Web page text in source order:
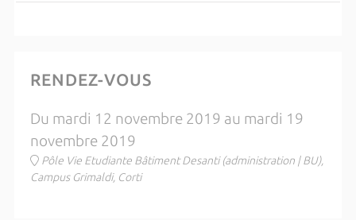
RENDEZ-VOUS
Du mardi 12 novembre 2019 au mardi 19
novembre 2019
Pôle Vie Etudiante Bâtiment Desanti (administration | BU),
Campus Grimaldi, Corti